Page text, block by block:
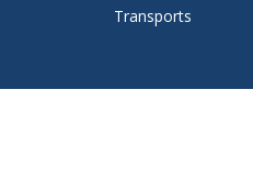
Transports